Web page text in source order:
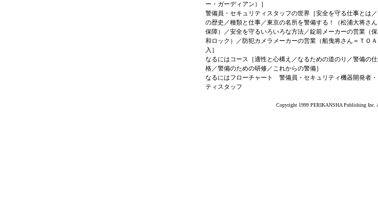
ー・ガーディアン）］
警備員・セキュリティスタッフの世界［安全を守る仕事とは
の歴史／種類と仕事／東京の名所を警備する！（松浦大将さ
保障）／安全を守るいろいろな方法／錠前メーカーの営業（
和ロック）／防犯カメラメーカーの営業（船曳将さん＝ＴＯ
入］
なるにはコース［適性と心構え／なるための道のり／警備の
格／警備のための研修／これからの警備］
なるにはフローチャート 警備員・セキュリティ機器開発者・
ティスタッフ
Copyright 1999 PERIKANSHA Publishing Inc.